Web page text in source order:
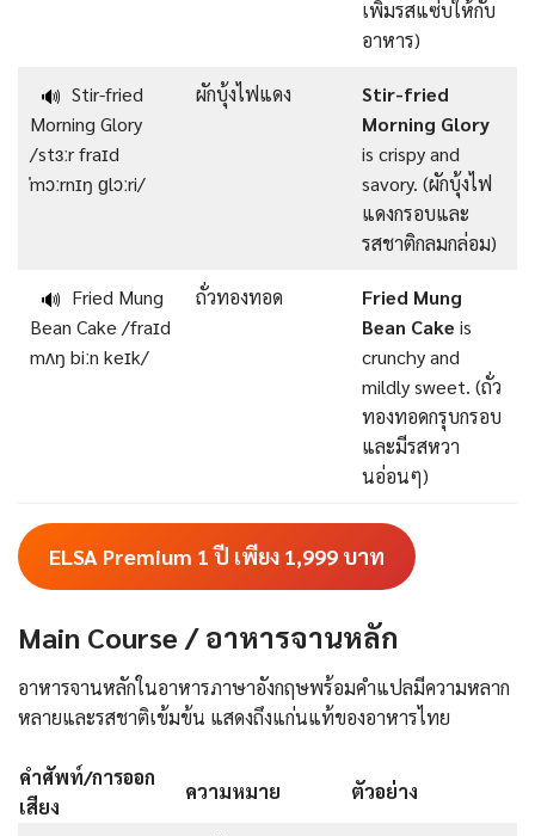
เพิ่มรสแซ่บให้กับ
อาหาร)
🔊 Stir-fried
Morning Glory
/stɜːr fraɪd
ˈmɔːrnɪŋ ɡlɔːri/
ผักบุ้งไฟแดง
Stir-fried
Morning Glory
is crispy and
savory. (ผักบุ้งไฟ
แดงกรอบและ
รสชาติกลมกล่อม)
🔊 Fried Mung
Bean Cake /fraɪd
mʌŋ biːn keɪk/
ถั่วทองทอด
Fried Mung
Bean Cake is
crunchy and
mildly sweet. (ถั่ว
ทองทอดกรุบกรอบ
และมีรสหวา
นอ่อนๆ)
ELSA Premium 1 ปี เพียง 1,999 บาท
Main Course / อาหารจานหลัก
อาหารจานหลักในอาหารภาษาอังกฤษพร้อมคําแปลมีความหลาก
หลายและรสชาติเข้มข้น แสดงถึงแก่นแท้ของอาหารไทย
คำศัพท์/การออก
เสียง
ความหมาย ตัวอย่าง